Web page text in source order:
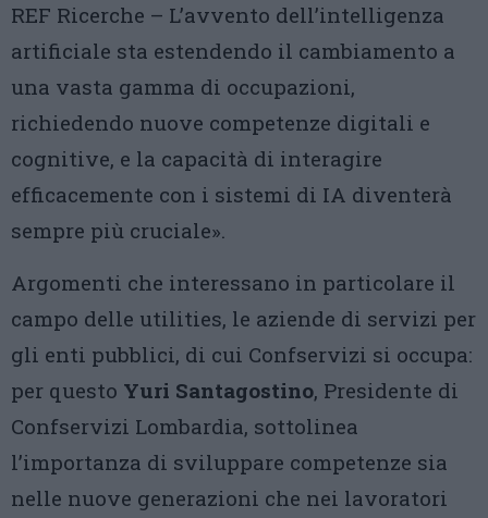
REF Ricerche – L’avvento dell’intelligenza
artificiale sta estendendo il cambiamento a
una vasta gamma di occupazioni,
richiedendo nuove competenze digitali e
cognitive, e la capacità di interagire
efficacemente con i sistemi di IA diventerà
sempre più cruciale».
Argomenti che interessano in particolare il
campo delle utilities, le aziende di servizi per
gli enti pubblici, di cui Confservizi si occupa:
per questo Yuri Santagostino, Presidente di
Confservizi Lombardia, sottolinea
l’importanza di sviluppare competenze sia
nelle nuove generazioni che nei lavoratori